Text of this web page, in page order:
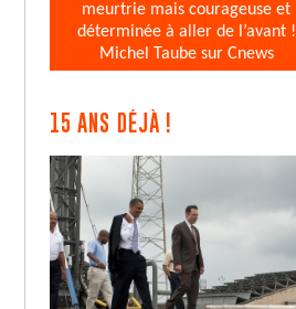
meurtrie mais courageuse et
déterminée à aller de l’avant !
Michel Taube sur Cnews
15 ANS DÉJÀ !